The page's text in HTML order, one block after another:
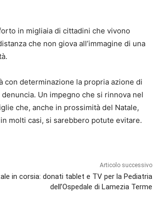
in migliaia di cittadini che vivono
che non giova all’immagine di una
con determinazione la propria azione di
Un impegno che si rinnova nel
che, anche in prossimità del Natale,
molti casi, si sarebbero potute evitare.
Articolo successivo
in corsia: donati tablet e TV per la Pediatria
dell’Ospedale di Lamezia Terme